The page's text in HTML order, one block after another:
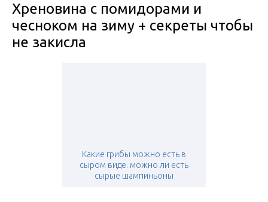
Хреновина с помидорами и
чесноком на зиму + секреты чтобы
не закисла
Какие грибы можно есть в
сыром виде. можно ли есть
сырые шампиньоны